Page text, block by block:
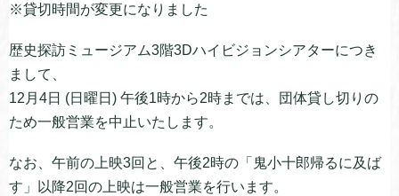
※貸切時間が変更になりました
歴史探訪ミュージアム3階3Dハイビジョンシアターにつき
まして、
12月4日 (日曜日) 午後1時から2時までは、団体貸し切りの
ため一般営業を中止いたします。
なお、午前の上映3回と、午後2時の「鬼小十郎帰るに及ば
す」以降2回の上映は一般営業を行います。